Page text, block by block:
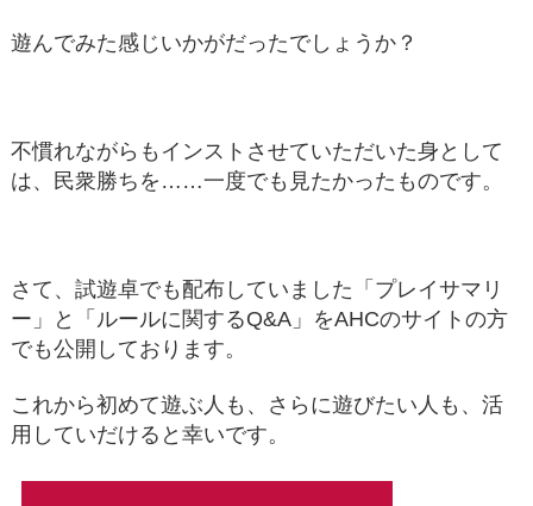
遊んでみた感じいかがだったでしょうか？
不慣れながらもインストさせていただいた身として
は、民衆勝ちを……一度でも見たかったものです。
さて、試遊卓でも配布していました「プレイサマリ
ー」と「ルールに関するQ&A」をAHCのサイトの方
でも公開しております。
これから初めて遊ぶ人も、さらに遊びたい人も、活
用していだけると幸いです。